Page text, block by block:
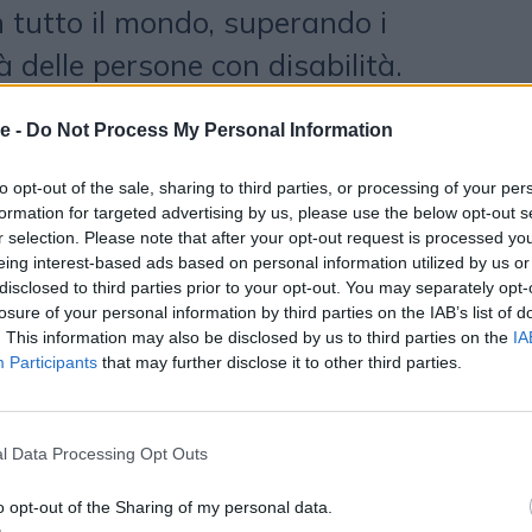
- Do Not Process My Personal Information
opt-out of the sale, sharing to third parties, or processing of your
for targeted advertising by us, please use the below opt-out
selection. Please note that after your opt-out request is processed
interest-based ads based on personal information utilized by us
to third parties prior to your opt-out. You may separately
of your personal information by third parties on the IAB’s list of
This information may also be disclosed by us to third parties on the
Participants that may further disclose it to other third parties.
Data Processing Opt Outs
opt-out of the Sharing of my personal data.
tutto il mondo, superando i
delle persone con disabilità.
hanno raccontato la loro
gli stereotipi che hanno
nella propria vita quotidiana,
e coinvolgendo chiunque si è
limitato dalle basse aspettative
dalla società.
diCoorDown
ricevuti negli anni vale la